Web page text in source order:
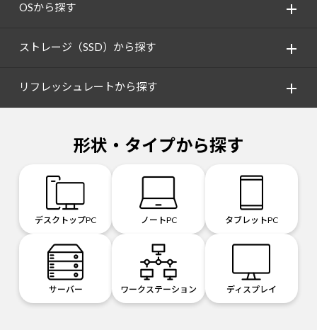
OSから探す
ストレージ（SSD）から探す
リフレッシュレートから探す
形状・タイプから探す
デスクトップPC ノートPC タブレットPC
サーバー ワークステーション ディスプレイ